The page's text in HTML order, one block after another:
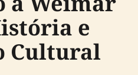
e
Cultural